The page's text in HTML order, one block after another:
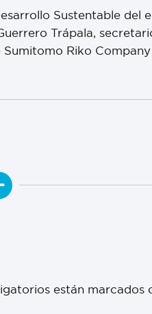
Sustentable del
Trápala,
Riko
están marcados